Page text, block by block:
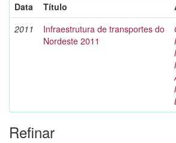
Data
Título
2011
Infraestrutura de transportes do
Nordeste 2011
Refinar